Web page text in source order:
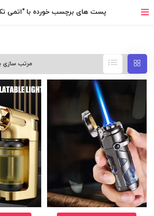
۴ قسط، بدون کارمزد
خرید قسطی با ترب‌پی
پست های برچسب خورده با "اتمی
مرتب سازی